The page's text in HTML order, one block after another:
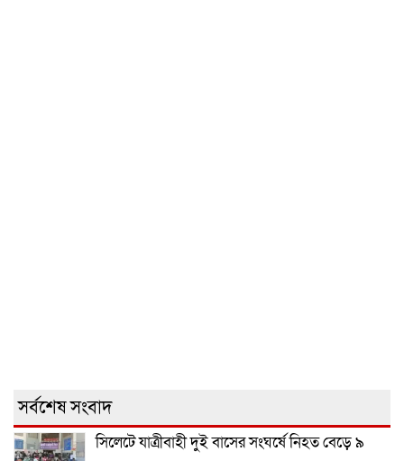
সর্বশেষ সংবাদ
সিলেটে যাত্রীবাহী দুই বাসের সংঘর্ষে নিহত বেড়ে ৯